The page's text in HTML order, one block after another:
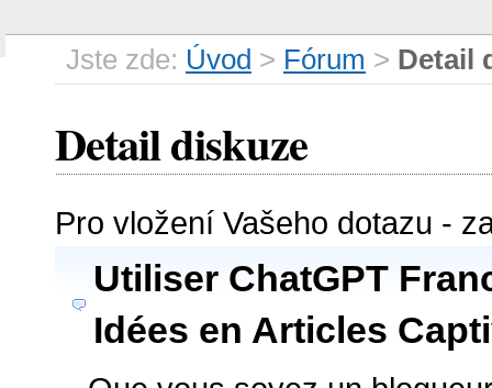
Jste zde: Úvod > Fórum > Detail
Detail diskuze
Pro vložení Vašeho dotazu -
Utiliser ChatGPT
Idées en Articles